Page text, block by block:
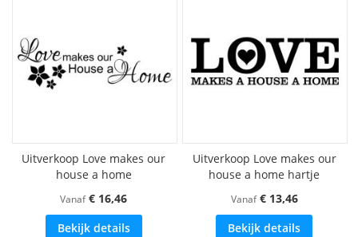
Uitverkoop Love makes our
house a home
Vanaf € 16,46
Bekijk details
Uitverkoop Love makes our
house a home hartje
Vanaf € 13,46
Bekijk details